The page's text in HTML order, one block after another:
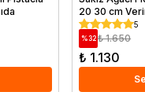
20 30 cm
5
%32 ₺ 1.650
₺ 1.130